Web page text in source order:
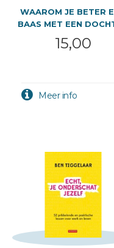
WAAROM JE BETER
BAAS MET EEN
15,00